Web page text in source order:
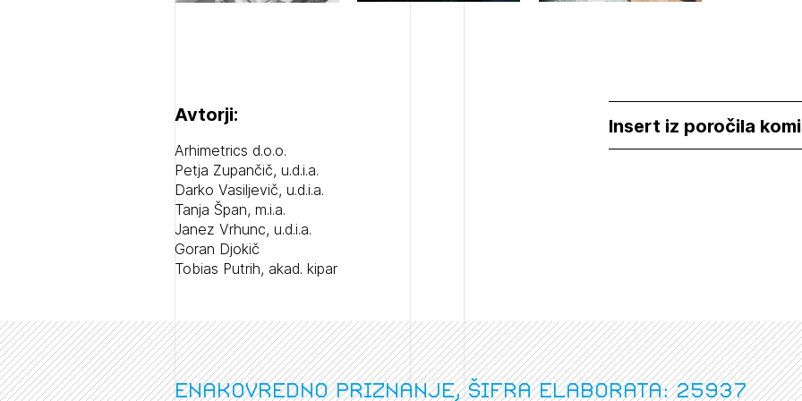
Avtorji:
Arhimetrics d.o.o.
Petja Zupančič, u.d.i.a.
Darko Vasiljevič, u.d.i.a.
Tanja Špan, m.i.a.
Janez Vrhunc, u.d.i.a.
Goran Djokič
Tobias Putrih, akad. kipar
Insert iz poročila
enakovredno priznanje, šifra elaborata: 25937